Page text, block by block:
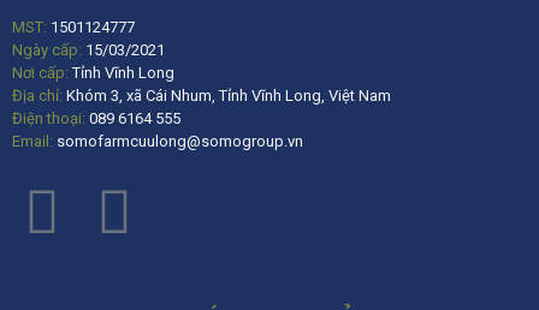
MST: 1501124777
Ngày cấp: 15/03/2021
Nơi cấp:Tỉnh Vĩnh Long
Địa chỉ: Khóm 3, xã Cái Nhum, Tỉnh Vĩnh Long, Việt Nam
Điện thoại: 089 6164 555
Email: somofarmcuulong@somogroup.vn